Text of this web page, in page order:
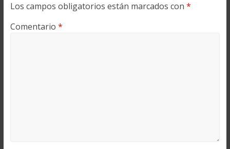
Los campos obligatorios están marcados con *
Comentario *